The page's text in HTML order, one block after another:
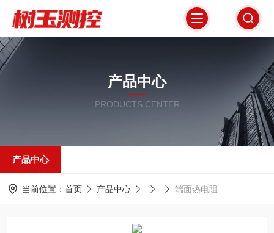
产品中心
PRODUCTS CENTER
产品中心
当前位置： 首页 产品中心 端面热电阻